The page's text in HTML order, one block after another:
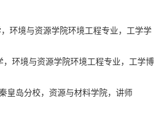
环境与资源学院环境工程专业，工学学
环境与资源学院环境工程专业，工学博
皇岛分校，资源与材料学院，讲师